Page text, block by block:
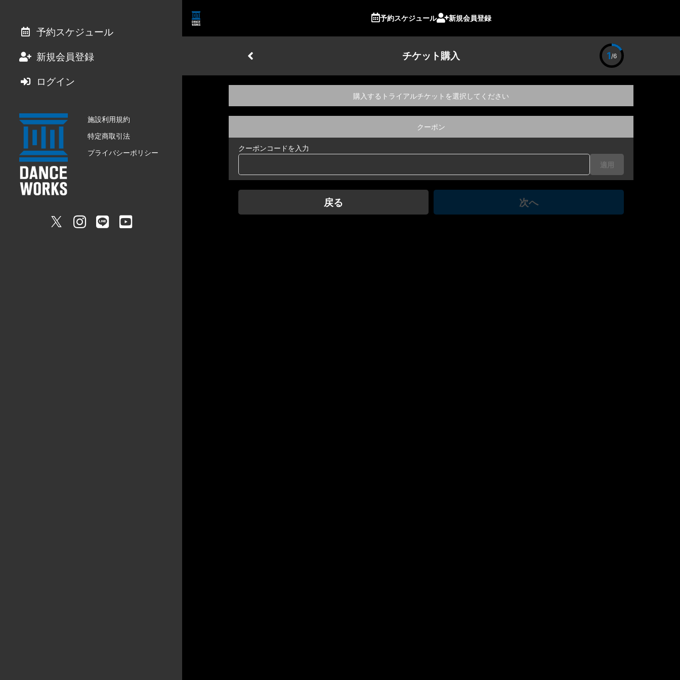
予約スケジュール 新規会員登録
チケット購入 1/6
購入するトライアルチケットを選択してください
クーポン
クーポンコードを入力
適用
次へ
戻る
予約スケジュール
新規会員登録
ログイン
施設利用規約
特定商取引法
プライバシーポリシー